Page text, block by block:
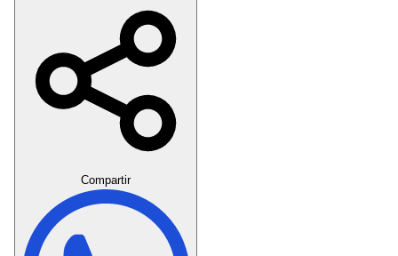
Compartir